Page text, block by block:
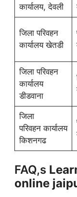
कार्यालय, देवली
जिला परिवहन
कार्यालय खेतडी
जिला परिवहन
कार्यालय
डीडवाना
जिला
परिवहन कार्यालय
किशनगढ
FAQ,s
online